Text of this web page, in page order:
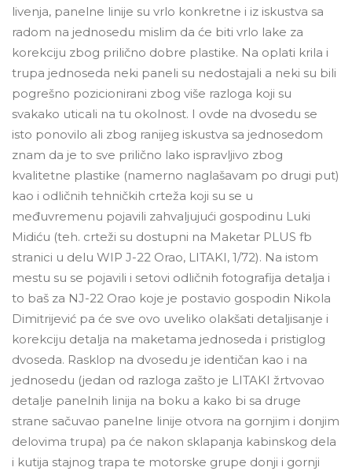
livenja, panelne linije su vrlo konkretne i iz iskustva sa
radom na jednosedu mislim da će biti vrlo lake za
korekciju zbog prilično dobre plastike. Na oplati krila i
trupa jednoseda neki paneli su nedostajali a neki su bili
pogrešno pozicionirani zbog više razloga koji su
svakako uticali na tu okolnost. I ovde na dvosedu se
isto ponovilo ali zbog ranijeg iskustva sa jednosedom
znam da je to sve prilično lako ispravljivo zbog
kvalitetne plastike (namerno naglašavam po drugi put)
kao i odličnih tehničkih crteža koji su se u
međuvremenu pojavili zahvaljujući gospodinu Luki
Midiću (teh. crteži su dostupni na Maketar PLUS fb
stranici u delu WIP J-22 Orao, LITAKI, 1/72). Na istom
mestu su se pojavili i setovi odličnih fotografija detalja i
to baš za NJ-22 Orao koje je postavio gospodin Nikola
Dimitrijević pa će sve ovo uveliko olakšati detaljisanje i
korekciju detalja na maketama jednoseda i pristiglog
dvoseda. Rasklop na dvosedu je identičan kao i na
jednosedu (jedan od razloga zašto je LITAKI žrtvovao
detalje panelnih linija na boku a kako bi sa druge
strane sačuvao panelne linije otvora na gornjim i donjim
delovima trupa) pa će nakon sklapanja kabinskog dela
i kutija stajnog trapa te motorske grupe donji i gornji